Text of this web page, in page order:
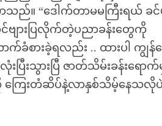
ည်။ “ဒေါက်တာမမကြီးရယ် ခင်ဗ
ျားပြလိုက်တဲ့ပညာခန်းတွေကို
ခံစားခဲ့ရလည်း .. ထားပါ ကျွန်န
ြီးသွားပြီ ဇာတ်သိမ်းခန်းရောက်
ကို ကြေးတံဆိပ်နဲ့လာနှစ်သိမ့်နေသလို